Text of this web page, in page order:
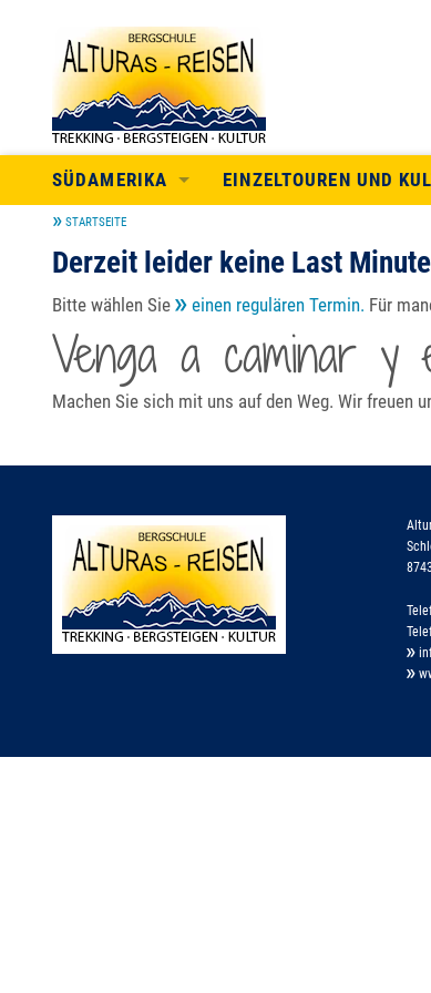
SÜDAMERIKA
REISEN IN LATEINAMERKA
ECUADOR
PERU
BOLIVIEN
ARGENTINIEN
EINZELTOUREN UND
TREKKING IN DEN
BERGSTEIGEN IN DEN
KULTUR
STARTSEITE
Derzeit leider keine Last
Bitte wählen Sie einen regulären Termin. Für
Venga a caminar y
Machen Sie sich mit uns auf den Weg. Wir freuen